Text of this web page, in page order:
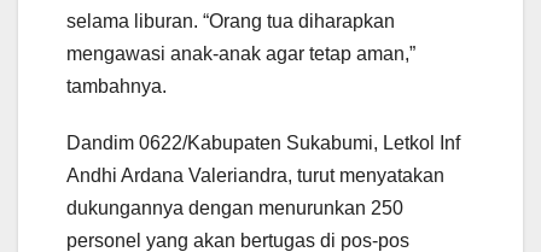
selama liburan. “Orang tua diharapkan
mengawasi anak-anak agar tetap aman,”
tambahnya.
Dandim 0622/Kabupaten Sukabumi, Letkol Inf
Andhi Ardana Valeriandra, turut menyatakan
dukungannya dengan menurunkan 250
personel yang akan bertugas di pos-pos